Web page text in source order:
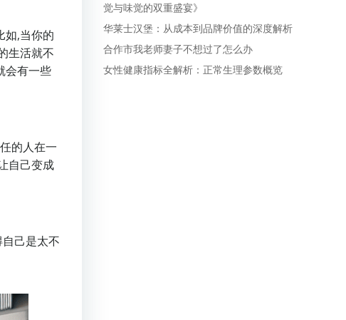
如,当你的
生活就不
会有一些
的人在一
自己变成
己是太不
觉与味觉的双重盛宴》
华莱士汉堡：从成本到品牌价值的深度解析
合作市我老师妻子不想过了怎么办
女性健康指标全解析：正常生理参数概览